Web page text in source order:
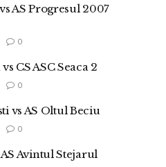
AS Progresul 2007
0
CS ASC Seaca 2
0
vs AS Oltul Beciu
0
Avintul Stejarul